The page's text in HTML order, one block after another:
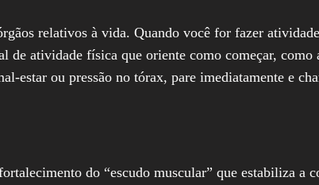
relativos à vida. Quando você for fazer
de atividade física que oriente como começar, como
estar ou pressão no tórax, pare imediatamente e
do “escudo muscular” que estabiliza a